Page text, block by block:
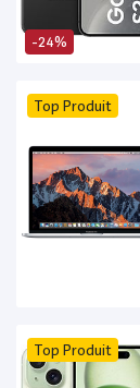
-24%
Top Produit
Top Produit